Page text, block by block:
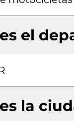
el
la